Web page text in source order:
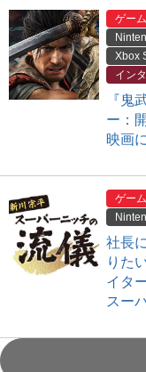
ゲーム
Xbox
イン
『鬼
ー：
映画
ゲーム
社長
りた
イタ
スー